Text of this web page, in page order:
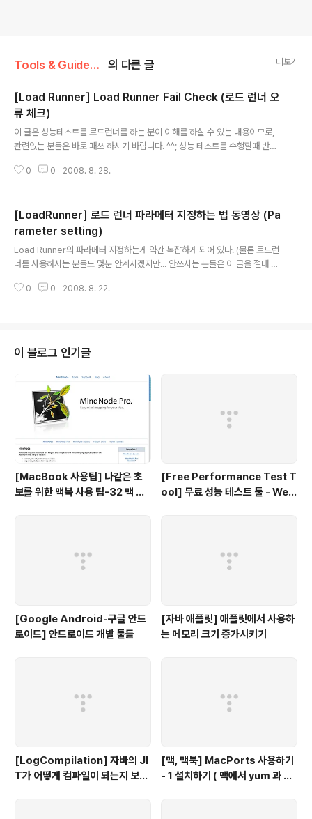
Tools & Guides/Performance 의 다른 글 더보기
[Load Runner] Load Runner Fail Check (로드 런너 오
류 체크)
이 글은 성능테스트를 로드런너를 하는 분이 이해를 하실 수 있는 내용이므로,
관련없는 분들은 바로 패쓰 하시기 바랍니다. ^^; 성능 테스트를 수행할때 반드
성이 강하고, 짜증나는 작업중 하나다. ^^) 이 작업을 왜 해야 하냐면... 성능테스
리했다고 간주하기 때문에, 오류 메시지를 보여주는 화면을 개발해 놓았다면 실
제 오류가 발생한다고 하더라도 정상적으로 조회되었다고 간주해 버린다. 예를
들어 구글에서 "자바 성능을 결정짓는 코딩 습관과 튜닝 이야기"라고 조회를 ..
0 0 2008. 8. 28.
[LoadRunner] 로드 런너 파라메터 지정하는 법 동영상 (Pa
rameter setting)
Load Runner의 파라메터 지정하는게 약간 복잡하게 되어 있다. (물론 로드런
너를 사용하시는 분들도 몇분 안계시겠지만... 안쓰시는 분들은 이 글을 절대 볼
장히 자세히 설명되어 있긴 하지만, 영어로 되어 있어서 영어 울렁증이 있는 분
quential : 각 Vuser 별 1번부터 사용한다. 쫑이 날 수도 있다. Random : 각
Vus..
0 0 2008. 8. 22.
이 블로그 인기글
[MacBook 사용팁] 나같은 초
보를 위한 맥북 사용 팁-32 맥 사
[Free Performance Test T
ool] 무료 성능 테스트 툴 - Web
[Google Android-구글 안드
로이드] 안드로이드 개발 툴들
[자바 애플릿] 애플릿에서 사용하
는 메모리 크기 증가시키기
[LogCompilation] 자바의 JI
T가 어떻게 컴파일이 되는지 보고
[맥, 맥북] MacPorts 사용하기
- 1 설치하기 ( 맥에서 yum 과 같